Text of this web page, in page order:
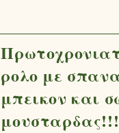
ρολο με
μπεικον και
μουσταρδας!!!